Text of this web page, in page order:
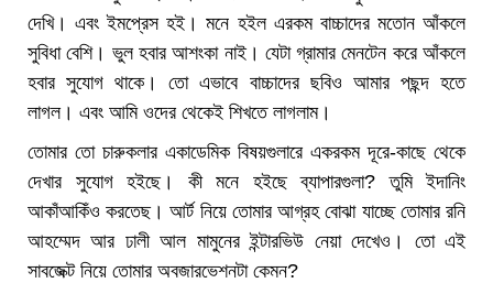
দেখি। এবং ইমপ্রেস হই। মনে হইল এরকম বাচ্চাদের মতোন আঁকলে
সুবিধা বেশি। ভুল হবার আশংকা নাই। যেটা গ্রামার মেনটেন করে আঁকলে
হবার সুযোগ থাকে। তো এভাবে বাচ্চাদের ছবিও আমার পছন্দ হতে
লাগল। এবং আমি ওদের থেকেই শিখতে লাগলাম।
তোমার তো চারুকলার একাডেমিক বিষয়গুলারে একরকম দূরে-কাছে থেকে
দেখার সুযোগ হইছে। কী মনে হইছে ব্যাপারগুলা? তুমি ইদানিং
আকাঁআকিঁও করতেছ। আর্ট নিয়ে তোমার আগ্রহ বোঝা যাচ্ছে তোমার রনি
আহম্মেদ আর ঢালী আল মামুনের ইন্টারভিউ নেয়া দেখেও। তো এই
সাবজেক্ট নিয়ে তোমার অবজারভেশনটা কেমন?